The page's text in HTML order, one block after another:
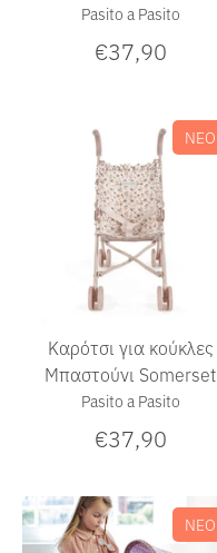
Pasito a Pasito
€37,90
Καρότσι για κούκλες
Μπαστούνι Somerset
Pasito a Pasito
€37,90
ΝΕΟ
ΝΕΟ